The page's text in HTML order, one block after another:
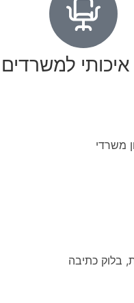
איכותי למשרדים
משרדי
בלוק כתיבה